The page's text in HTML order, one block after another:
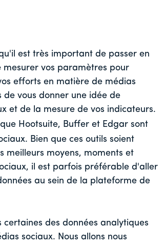
est très important de passer en
mesurer vos paramètres pour
efforts en matière de médias
de vous donner une idée de
et de la mesure de vos indicateurs.
Hootsuite, Buffer et Edgar sont
Bien que ces outils soient
meilleurs moyens, moments et
il est parfois préférable d'aller
au sein de la plateforme de
des données analytiques
sociaux. Nous allons nous